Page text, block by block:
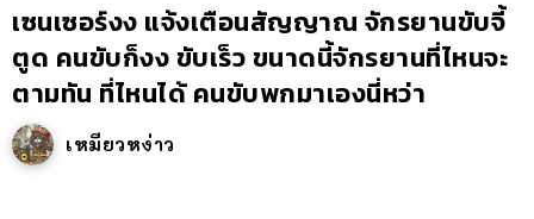
เซนเซอร์งง แจ้งเตือนสัญญาณ จักรยานขับจี้
ตูด คนขับก็งง ขับเร็ว ขนาดนี้จักรยานที่ไหนจะ
ตามทัน ที่ไหนได้ คนขับพกมาเองนี่หว่า
เหมียวหง่าว